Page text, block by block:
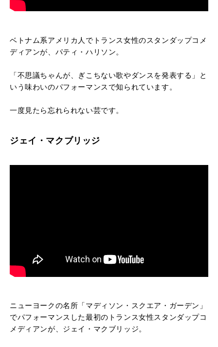
ベトナム系アメリカ人でトランス女性のスタンダップコメ
ディアンが、パティ・ハリソン。
「不思議ちゃんが、ぎこちない歌やダンスを発表する」と
いう味わいのパフォーマンスで知られています。
一度見たら忘れられない芸です。
ジェイ・マクブリッジ
ニューヨークの名所「マディソン・スクエア・ガーデン」
でパフォーマンスした最初のトランス女性スタンダップコ
メディアンが、ジェイ・マクブリッジ。